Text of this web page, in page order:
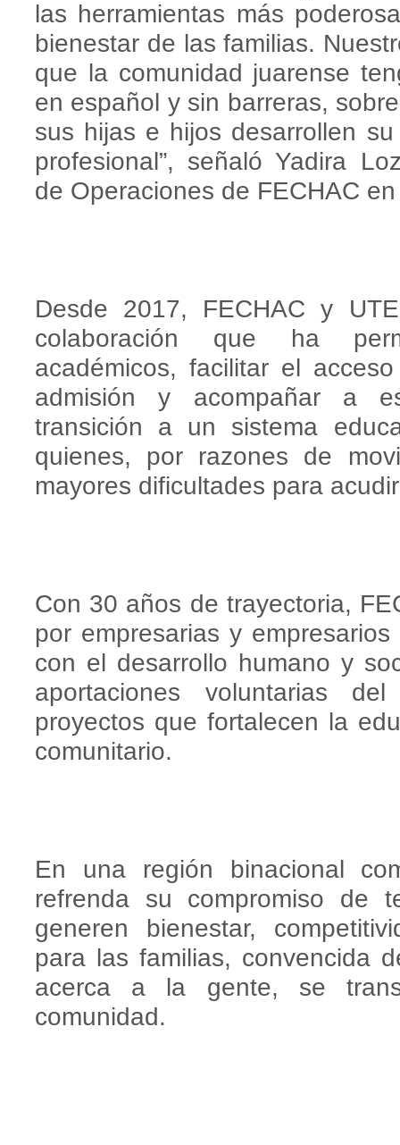
las herramientas más
bienestar de las familias.
que la comunidad juarense
en español y sin barreras,
sus hijas e hijos desarrollen
profesional”, señaló Yadira
de Operaciones de FECHAC
Desde 2017, FECHAC y
colaboración que ha
académicos, facilitar el
admisión y acompañar a
transición a un sistema
quienes, por razones de
mayores dificultades para
Con 30 años de trayectoria,
por empresarias y
con el desarrollo humano y
aportaciones voluntarias
proyectos que fortalecen la
comunitario.
En una región binacional
refrenda su compromiso de
generen bienestar,
para las familias, convencida
acerca a la gente, se
comunidad.